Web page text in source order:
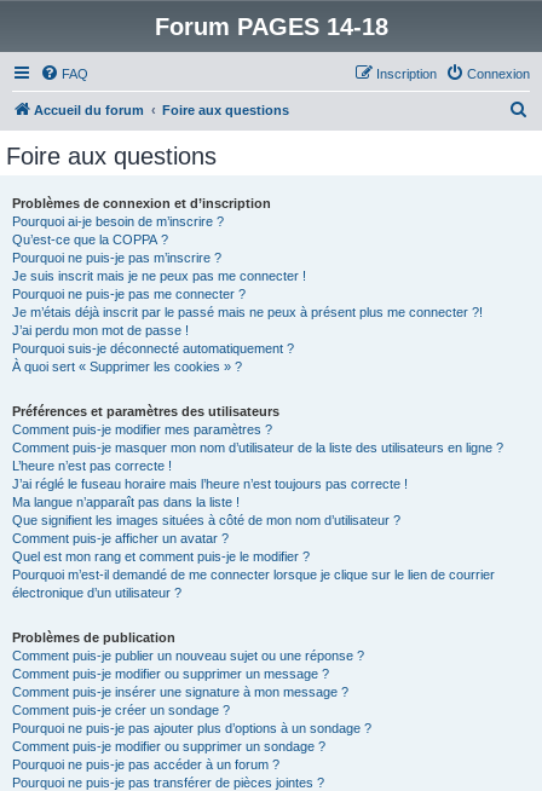
Forum PAGES 14-18
FAQ Connexion
Inscription
Accueil du forum Foire aux questions
Foire aux questions
Problèmes de connexion et d’inscription
Pourquoi ai-je besoin de m’inscrire ?
Qu’est-ce que la COPPA ?
Pourquoi ne puis-je pas m’inscrire ?
Je suis inscrit mais je ne peux pas me connecter !
Pourquoi ne puis-je pas me connecter ?
Je m’étais déjà inscrit par le passé mais ne peux à présent plus me connecter ?!
J’ai perdu mon mot de passe !
Pourquoi suis-je déconnecté automatiquement ?
À quoi sert « Supprimer les cookies » ?
Préférences et paramètres des utilisateurs
Comment puis-je modifier mes paramètres ?
Comment puis-je masquer mon nom d’utilisateur de la liste des utilisateurs en ligne ?
L’heure n’est pas correcte !
J’ai réglé le fuseau horaire mais l’heure n’est toujours pas correcte !
Ma langue n’apparaît pas dans la liste !
Que signifient les images situées à côté de mon nom d’utilisateur ?
Comment puis-je afficher un avatar ?
Quel est mon rang et comment puis-je le modifier ?
Pourquoi m’est-il demandé de me connecter lorsque je clique sur le lien de courrier
électronique d’un utilisateur ?
Problèmes de publication
Comment puis-je publier un nouveau sujet ou une réponse ?
Comment puis-je modifier ou supprimer un message ?
Comment puis-je insérer une signature à mon message ?
Comment puis-je créer un sondage ?
Pourquoi ne puis-je pas ajouter plus d’options à un sondage ?
Comment puis-je modifier ou supprimer un sondage ?
Pourquoi ne puis-je pas accéder à un forum ?
Pourquoi ne puis-je pas transférer de pièces jointes ?